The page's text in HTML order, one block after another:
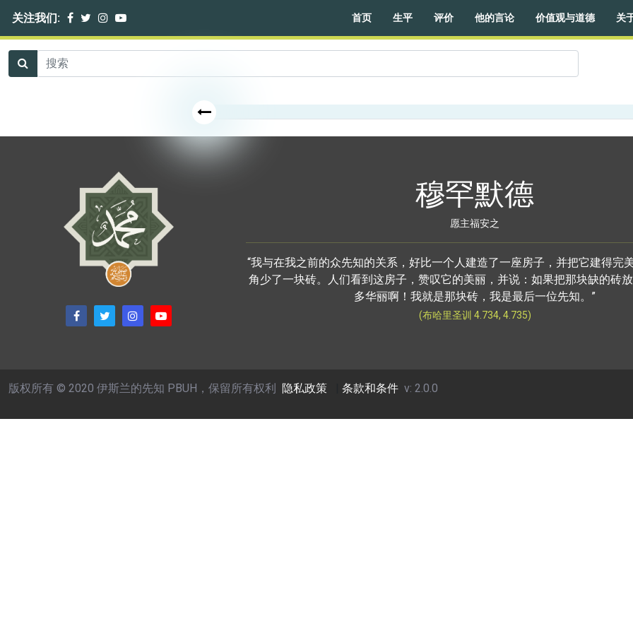
关注我们: 首页 生平 评价 他的言论 价值观与道德 关
穆罕默德
愿主福安之
“我与在我之前的众先知的关系，好比一个人建造了一座房子，并把它建得完
角少了一块砖。人们看到这房子，赞叹它的美丽，并说：如果把那块缺的砖
多华丽啊！我就是那块砖，我是最后一位先知。”
(布哈里圣训 4.734, 4.735)
版权所有 © 2020 伊斯兰的先知 PBUH，保留所有权利 隐私政策 条款和条件 v: 2.0.0